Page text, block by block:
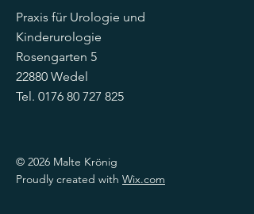
Praxis für Urologie und
Kinderurologie
Rosengarten 5
22880 Wedel
Tel. 0176 80 727 825
© 2026 Malte Krönig
Proudly created with Wix.com